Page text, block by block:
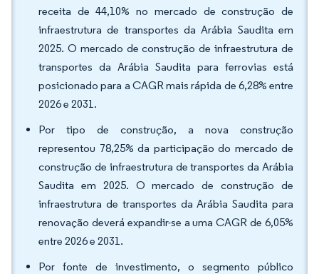
receita de 44,10% no mercado de construção de
infraestrutura de transportes da Arábia Saudita em
2025. O mercado de construção de infraestrutura de
transportes da Arábia Saudita para ferrovias está
posicionado para a CAGR mais rápida de 6,28% entre
2026 e 2031.
Por tipo de construção, a nova construção
representou 78,25% da participação do mercado de
construção de infraestrutura de transportes da Arábia
Saudita em 2025. O mercado de construção de
infraestrutura de transportes da Arábia Saudita para
renovação deverá expandir-se a uma CAGR de 6,05%
entre 2026 e 2031.
Por fonte de investimento, o segmento público